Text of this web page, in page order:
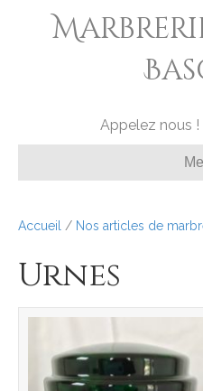
Appelez nous !
Accueil / Nos articles de
Urnes